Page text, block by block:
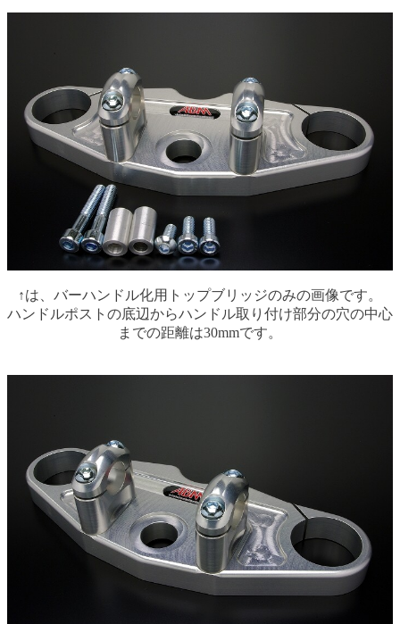
↑は、バーハンドル化用トップブリッジのみの画像です。
ハンドルポストの底辺からハンドル取り付け部分の穴の中心
までの距離は30mmです。